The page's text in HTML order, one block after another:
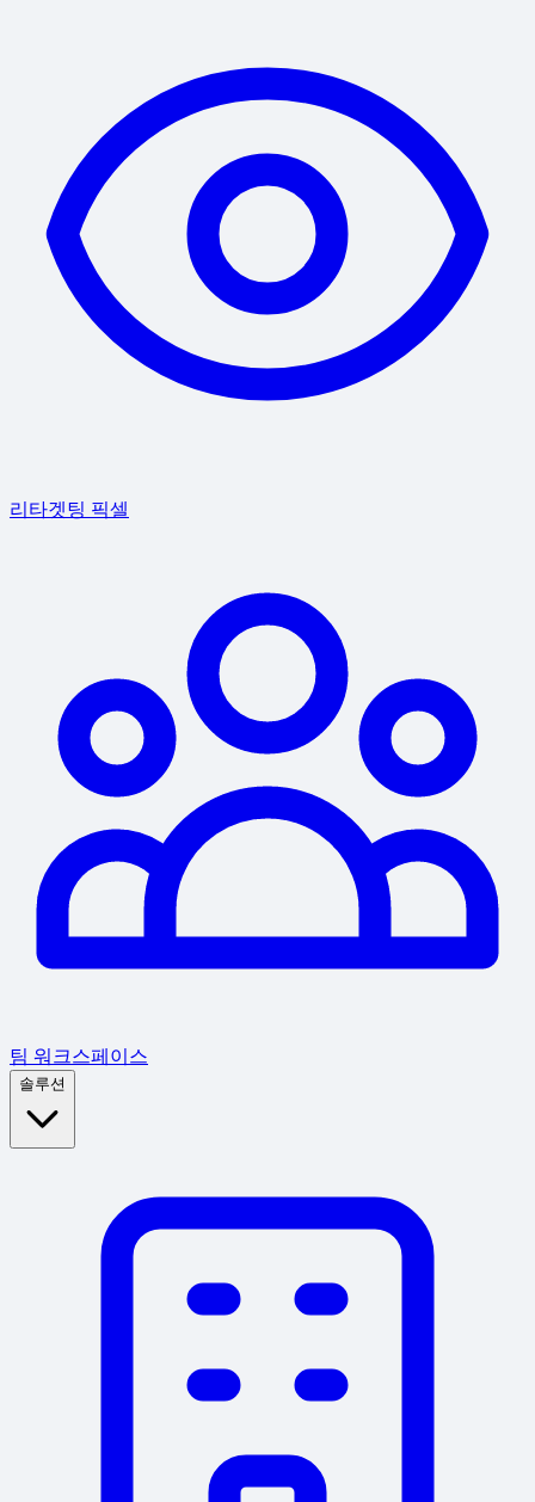
리타겟팅 픽셀
팀 워크스페이스
솔루션